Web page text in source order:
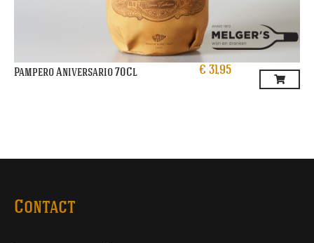
Pampero Aniversario 70Cl € 31,95
Contact